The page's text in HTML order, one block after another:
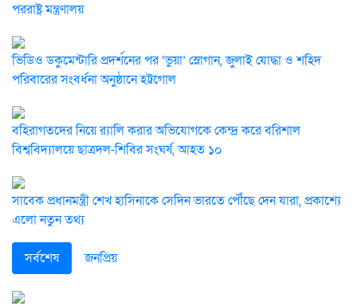
পররাষ্ট্র মন্ত্রণালয়
ভিডিও ডকুমেন্টারি প্রদর্শনের পর ‘ভুয়া’ স্লোগান, জুলাই যোদ্ধা ও শহিদ
পরিবারের সংবর্ধনা অনুষ্ঠানে হট্টগোল
বহিরাগতদের নিয়ে র‍্যালি করার অভিযোগকে কেন্দ্র করে বরিশাল
বিশ্ববিদ্যালয়ে ছাত্রদল-শিবির সংঘর্ষ, আহত ১০
সাবেক প্রধানমন্ত্রী শেখ হাসিনাকে সেদিন ভারতে পৌঁছে দেন যারা, প্রকাশ্যে
এলো নতুন তথ্য
সর্বশেষ জনপ্রিয়